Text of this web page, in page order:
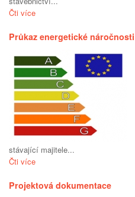
Čti více
Průkaz energetické náročnosti
stávající majitele...
Čti více
Projektová dokumentace